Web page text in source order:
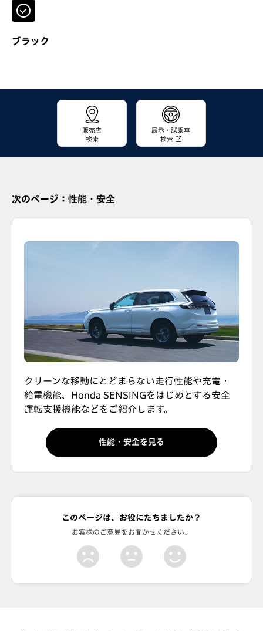
ブラック
販売店
検索
展示・試乗車
検索
次のページ：性能・安全
クリーンな移動にとどまらない走行性能や充電・
給電機能、Honda SENSINGをはじめとする安全
運転支援機能などをご紹介します。
性能・安全を見る
このページは、お役にたちましたか？
お客様のご意見をお聞かせください。